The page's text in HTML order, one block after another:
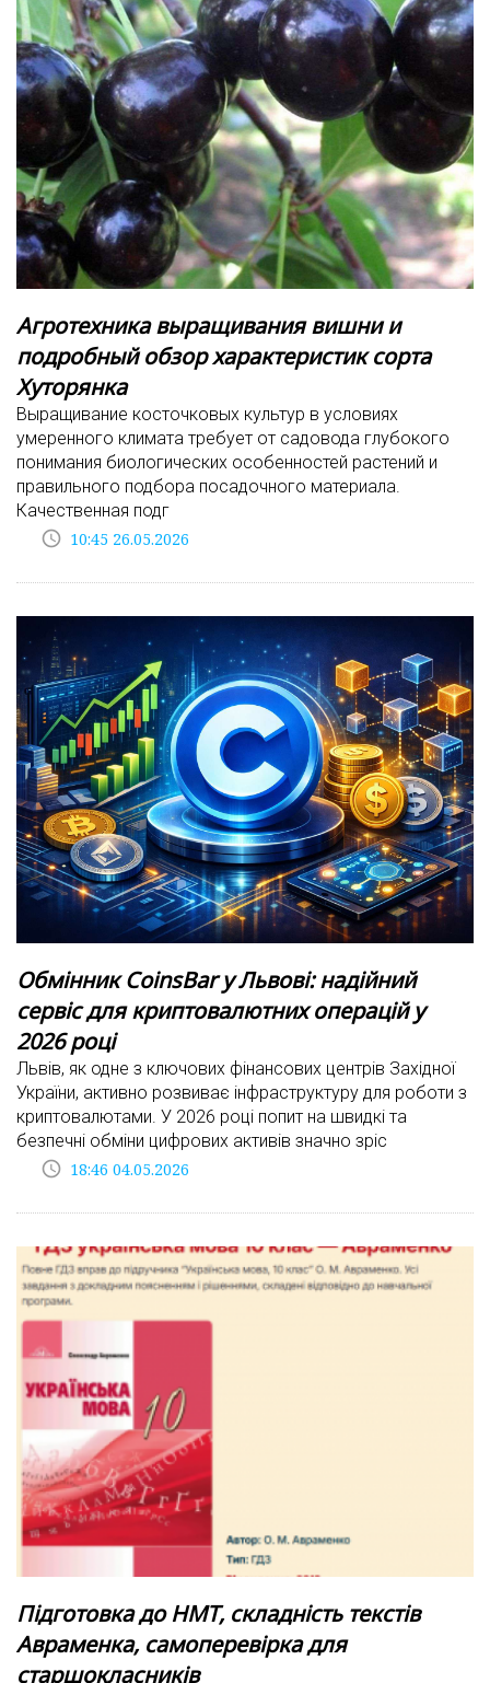
Агротехника выращивания вишни и
подробный обзор характеристик сорта
Хуторянка
Выращивание косточковых культур в условиях
умеренного климата требует от садовода глубокого
понимания биологических особенностей растений и
правильного подбора посадочного материала.
Качественная подг
access_time 10:45 26.05.2026
Обмінник CoinsBar у Львові: надійний
сервіс для криптовалютних операцій у
2026 році
Львів, як одне з ключових фінансових центрів Західної
України, активно розвиває інфраструктуру для роботи з
криптовалютами. У 2026 році попит на швидкі та
безпечні обміни цифрових активів значно зріс
access_time 18:46 04.05.2026
Підготовка до НМТ, складність текстів
Авраменка, самоперевірка для
старшокласників